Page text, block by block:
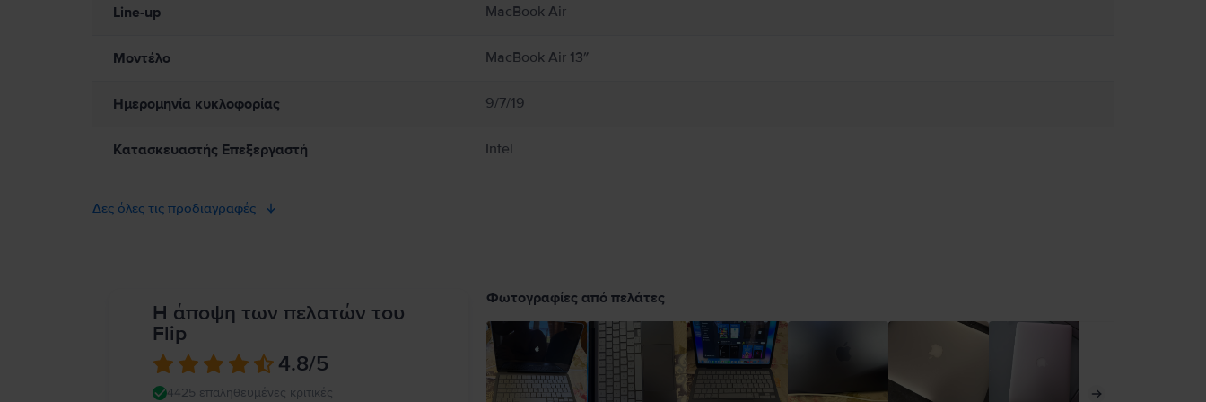
καταστάσεις όπου το δέρμα σας μπορεί να βρίσκεται σε παρατεταμένη επαφή με τη συσκευή ή τον προσαρμογέα τροφοδοτικού της κατά τη λειτουργία ή τη σύνδεση σε πηγή τροφοδοσίας. Το MacBook περιέχει
μαγνήτες, καθώς και εξαρτήματα και κεραίες που εκπέμπουν ηλεκτρομαγνητικά πεδία. Αυτοί οι μαγνήτες και τα ηλεκτρομαγνητικά πεδία ενδέχεται να επηρεάσουν τη λειτουργία ιατρικών συσκευών.
air/apd9b8f7aa11/mac
Line-up MacBook Air
Μοντέλο MacBook Air 13″
Ημερομηνία κυκλοφορίας 9/7/19
Κατασκευαστής Επεξεργαστή Intel
Δες όλες τις προδιαγραφές
Η άποψη των πελατών του
Flip
4.8/5
4425 επαληθευμένες κριτικές
Φωτογραφίες από πελάτες